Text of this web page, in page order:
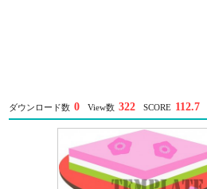
ダウンロード数 0 View数 322 SCORE 112.7